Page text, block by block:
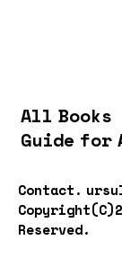
All Books
Guide
Contact.
Reserved.